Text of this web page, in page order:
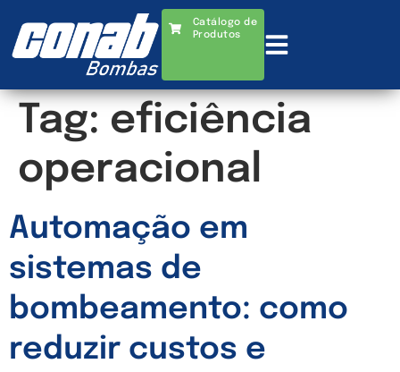
Catálogo de
Produtos
Tag: eficiência
operacional
Automação em
sistemas de
bombeamento: como
reduzir custos e